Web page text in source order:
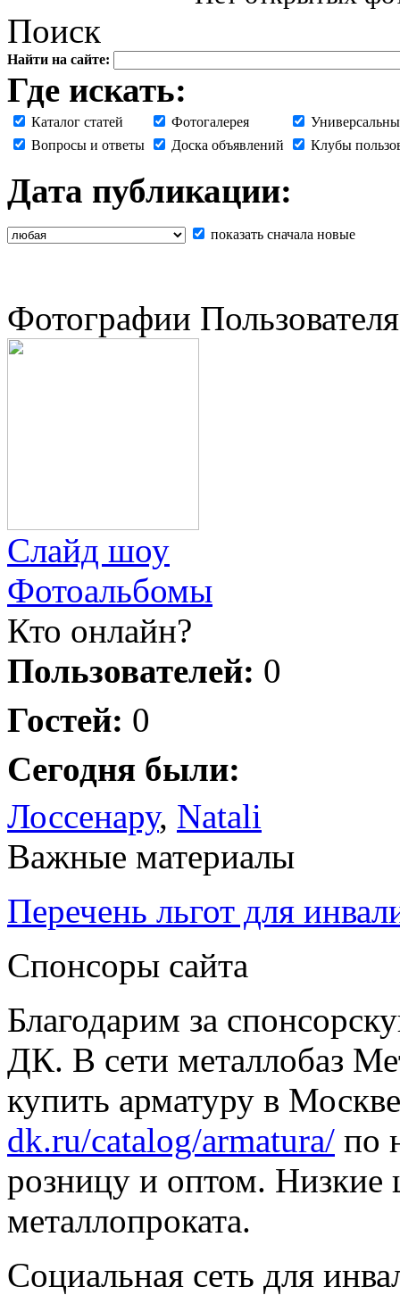
Поиск
Найти на сайте:
Где искать:
Каталог статей Фотогалерея
Вопросы и ответы
Доска объявлений Клубы
Дата публикации:
показать сначала новые
Фотографии Пользователя
Слайд шоу
Фотоальбомы
Кто онлайн?
Пользователей: 0
Гостей: 0
Сегодня были:
Лоссенару, Natali
Важные материалы
Перечень льгот для
Спонсоры сайта
Благодарим за
ДК. В сети металлобаз
купить арматуру в
dk.ru/catalog/armatura/ по
розницу и оптом. Низкие
металлопроката.
Социальная сеть для